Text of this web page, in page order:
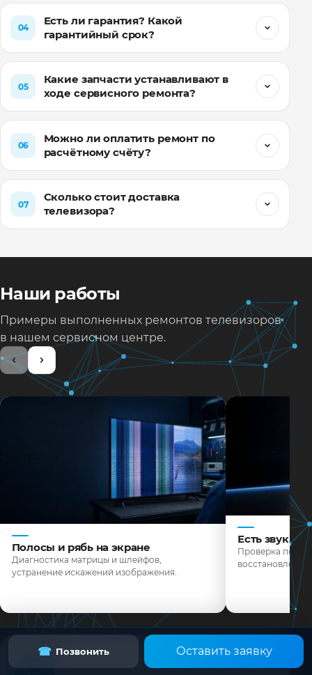
04
Есть ли гарантия? Какой
гарантийный срок?
05
Какие запчасти устанавливают в
ходе сервисного ремонта?
06
Можно ли оплатить ремонт по
расчётному счёту?
07
Сколько стоит доставка
телевизора?
Наши работы
Примеры выполненных ремонтов телевизоров
в нашем сервисном центре.
Полосы и рябь на экране
Диагностика матрицы и шлейфов,
устранение искажений изображения.
Есть звук,
Проверка
восстановление
☎ Позвонить Оставить заявку